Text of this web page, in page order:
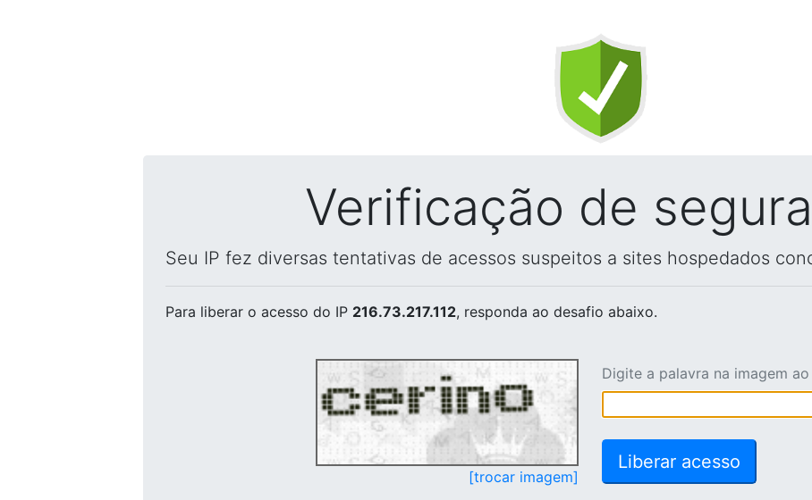
Verificação de
Seu IP fez diversas tentativas de acessos suspeitos a sites hospedados
Para liberar o acesso do IP 216.73.217.112, responda ao desafio abaixo.
[trocar imagem]
Digite a palavra na imagem